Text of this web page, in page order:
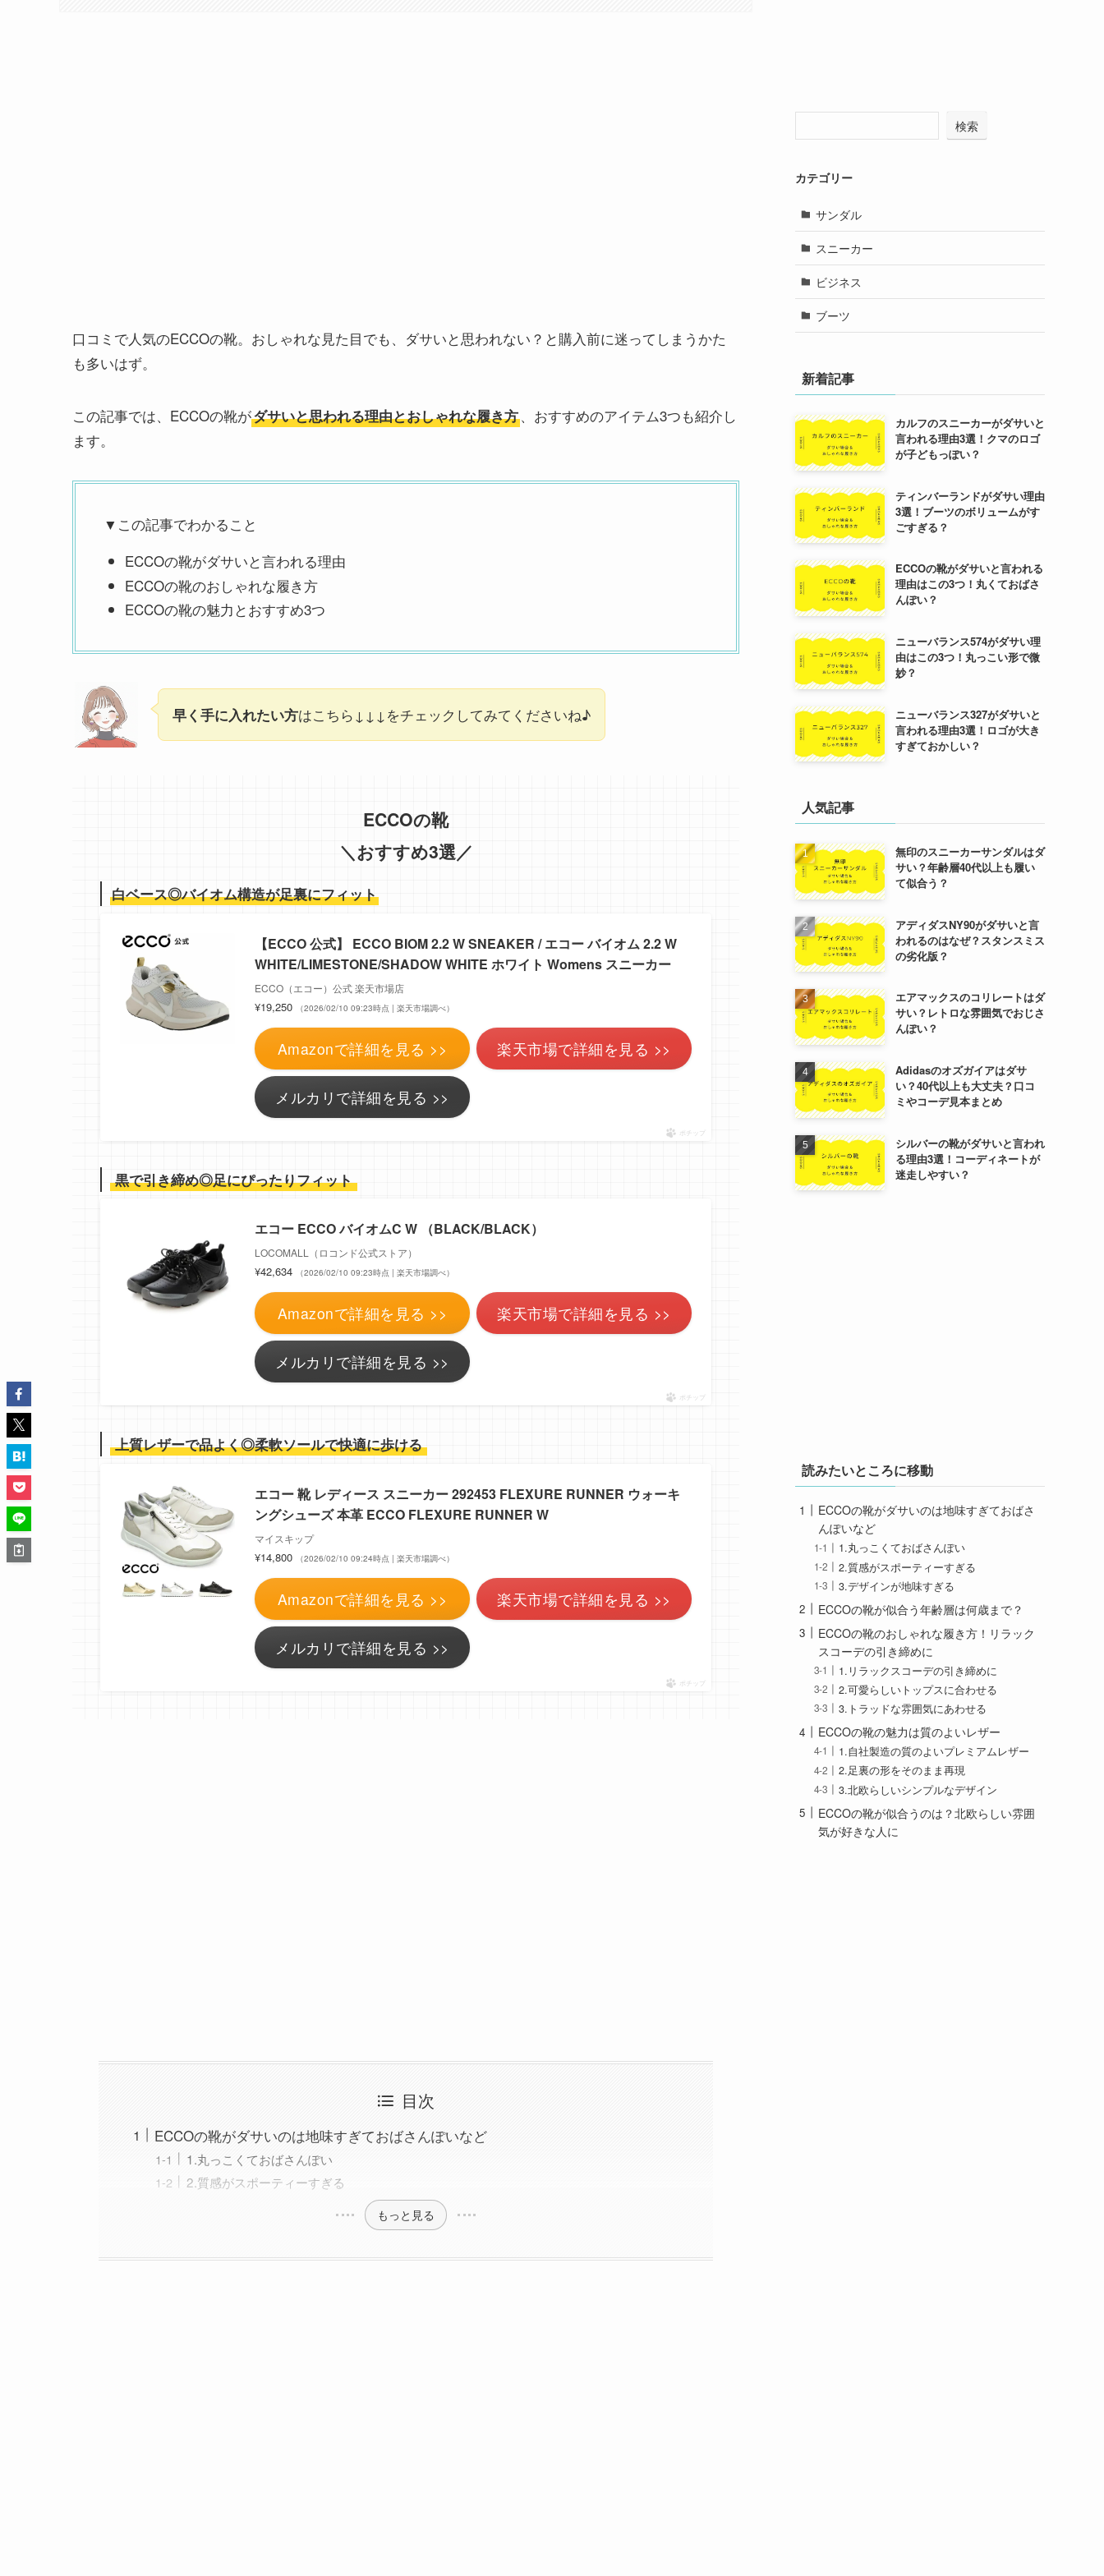
口コミで人気のECCOの靴。おしゃれな見た目でも、ダサいと思われない？と購入前に迷ってしまうかた
も多いはず。
この記事では、ECCOの靴がダサいと思われる理由とおしゃれな履き方、おすすめのアイテム3つも紹介し
ます。
▼この記事でわかること
ECCOの靴がダサいと言われる理由
ECCOの靴のおしゃれな履き方
ECCOの靴の魅力とおすすめ3つ
早く手に入れたい方はこちら↓↓↓をチェックしてみてくださいね♪
ECCOの靴
＼おすすめ3選／
白ベース◎バイオム構造が足裏にフィット
【ECCO 公式】 ECCO BIOM 2.2 W SNEAKER / エコー バイオム 2.2 W
WHITE/LIMESTONE/SHADOW WHITE ホワイト Womens スニーカー
ECCO（エコー）公式 楽天市場店
¥19,250 （2026/02/10 09:23時点 | 楽天市場調べ）
Amazonで詳細を見る >> 楽天市場で詳細を見る >>
メルカリで詳細を見る >>
ポチップ
黒で引き締め◎足にぴったりフィット
エコー ECCO バイオムC W （BLACK/BLACK）
LOCOMALL（ロコンド公式ストア）
¥42,634 （2026/02/10 09:23時点 | 楽天市場調べ）
Amazonで詳細を見る >> 楽天市場で詳細を見る >>
メルカリで詳細を見る >>
ポチップ
上質レザーで品よく◎柔軟ソールで快適に歩ける
エコー 靴 レディース スニーカー 292453 FLEXURE RUNNER ウォーキ
ングシューズ 本革 ECCO FLEXURE RUNNER W
マイスキップ
¥14,800 （2026/02/10 09:24時点 | 楽天市場調べ）
Amazonで詳細を見る >> 楽天市場で詳細を見る >>
メルカリで詳細を見る >>
ポチップ
目次
ECCOの靴がダサいのは地味すぎておばさんぽいなど
1.丸っこくておばさんぽい
2.質感がスポーティーすぎる
もっと見る
検索
カテゴリー
サンダル
スニーカー
ビジネス
ブーツ
新着記事
カルフのスニーカーがダサいと
言われる理由3選！クマのロゴ
が子どもっぽい？
ティンバーランドがダサい理由
3選！ブーツのボリュームがす
ごすぎる？
ECCOの靴がダサいと言われる
理由はこの3つ！丸くておばさ
んぽい？
ニューバランス574がダサい理
由はこの3つ！丸っこい形で微
妙？
ニューバランス327がダサいと
言われる理由3選！ロゴが大き
すぎておかしい？
人気記事
無印のスニーカーサンダルはダ
サい？年齢層40代以上も履い
て似合う？
アディダスNY90がダサいと言
われるのはなぜ？スタンスミス
の劣化版？
エアマックスのコリレートはダ
サい？レトロな雰囲気でおじさ
んぽい？
Adidasのオズガイアはダサ
い？40代以上も大丈夫？口コ
ミやコーデ見本まとめ
シルバーの靴がダサいと言われ
る理由3選！コーディネートが
迷走しやすい？
読みたいところに移動
ECCOの靴がダサいのは地味すぎておばさ
んぽいなど
1.丸っこくておばさんぽい
2.質感がスポーティーすぎる
3.デザインが地味すぎる
ECCOの靴が似合う年齢層は何歳まで？
ECCOの靴のおしゃれな履き方！リラック
スコーデの引き締めに
1.リラックスコーデの引き締めに
2.可愛らしいトップスに合わせる
3.トラッドな雰囲気にあわせる
ECCOの靴の魅力は質のよいレザー
1.自社製造の質のよいプレミアムレザー
2.足裏の形をそのまま再現
3.北欧らしいシンプルなデザイン
ECCOの靴が似合うのは？北欧らしい雰囲
気が好きな人に